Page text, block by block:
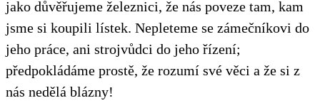
jako důvěřujeme železnici, že nás poveze tam, kam
jsme si koupili lístek. Nepleteme se zámečníkovi do
jeho práce, ani strojvůdci do jeho řízení;
předpokládáme prostě, že rozumí své věci a že si z
nás nedělá blázny!